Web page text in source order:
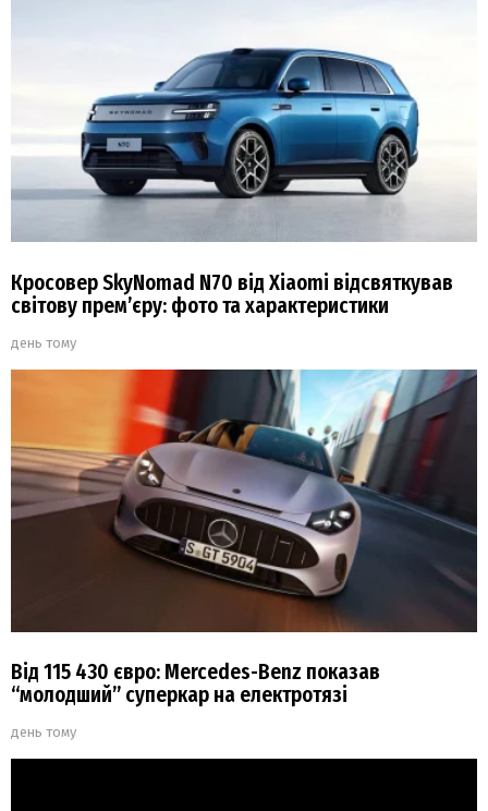
Кросовер SkyNomad N70 від Xiaomi відсвяткував
світову прем’єру: фото та характеристики
день тому
Від 115 430 євро: Mercedes-Benz показав
“молодший” суперкар на електротязі
день тому